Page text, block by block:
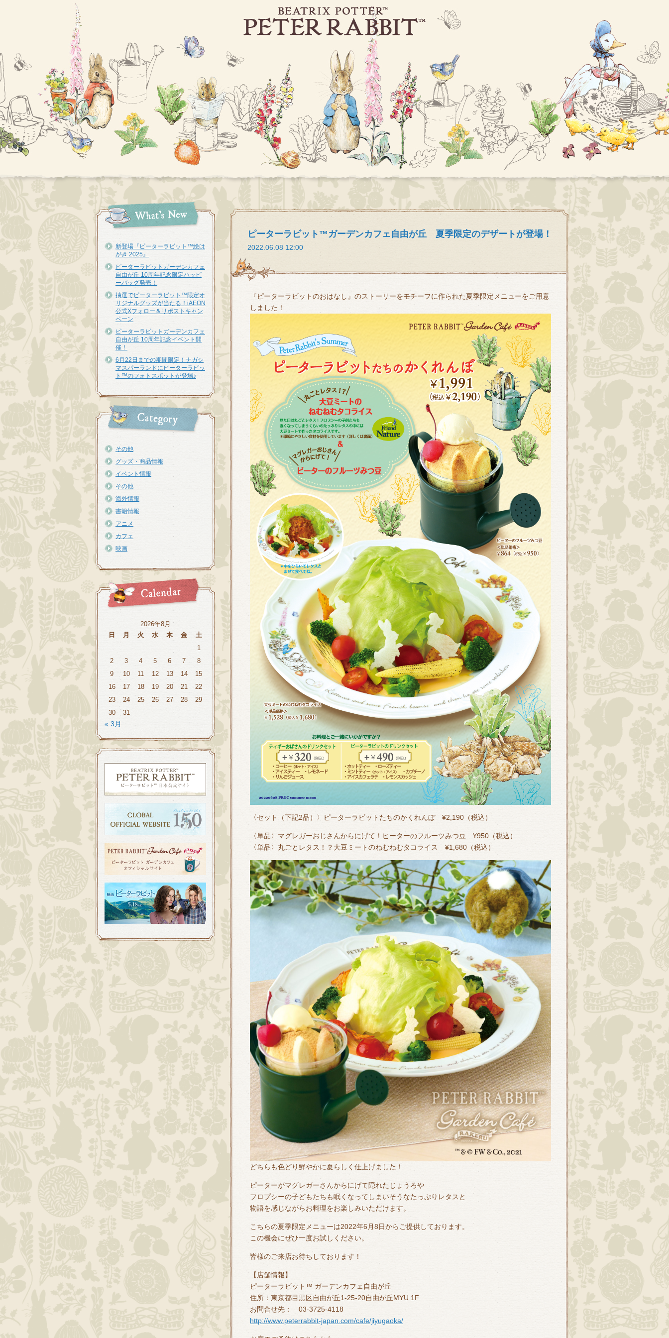
新登場『ピーターラビット™︎絵は
がき 2025』
ピーターラビットガーデンカフェ
自由が丘 10周年記念限定ハッピ
ーバッグ発売！
抽選でピーターラビット™限定オ
リジナルグッズが当たる！iAEON
公式Xフォロー＆リポストキャン
ペーン
ピーターラビットガーデンカフェ
自由が丘 10周年記念イベント開
催！
6月22日までの期間限定！ナガシ
マスパーランドにピーターラビッ
ト™のフォトスポットが登場♪
その他
グッズ・商品情報
イベント情報
その他
海外情報
書籍情報
アニメ
カフェ
映画
2026年8月
日
月 火 水 木 金
土
1
2
3 4 5 6 7
8
9
10 11 12 13 14
15
16
17 18 19 20 21
22
23
24 25 26 27 28
29
30
31
« 3月
ピーターラビット™ガーデンカフェ自由が丘 夏季限定のデザートが登場！
2022.06.08 12:00
『ピーターラビットのおはなし』のストーリーをモチーフに作られた夏季限定メニューをご用意
しました！
〈セット（下記2品）〉ピーターラビットたちのかくれんぼ ¥2,190（税込）
〈単品〉マグレガーおじさんからにげて！ピーターのフルーツみつ豆 ¥950（税込）
〈単品〉丸ごとレタス！？大豆ミートのねむねむタコライス ¥1,680（税込）
どちらも色どり鮮やかに夏らしく仕上げました！
ピーターがマグレガーさんからにげて隠れたじょうろや
フロプシーの子どもたちも眠くなってしまいそうなたっぷりレタスと
物語を感じながらお料理をお楽しみいただけます。
こちらの夏季限定メニューは2022年6月8日からご提供しております。
この機会にぜひ一度お試しください。
皆様のご来店お待ちしております！
【店舗情報】
ピーターラビット™ ガーデンカフェ自由が丘
住所：東京都目黒区自由が丘1-25-20自由が丘MYU 1F
お問合せ先： 03-3725-4118
http://www.peterrabbit-japan.com/cafe/jiyugaoka/